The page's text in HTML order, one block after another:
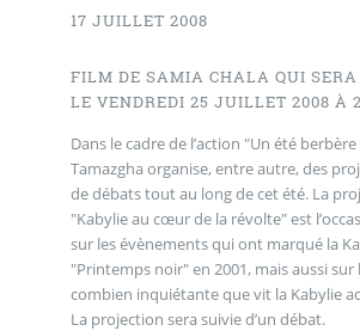
17 JUILLET 2008
FILM DE SAMIA CHALA QUI SERA
LE VENDREDI 25 JUILLET 2008 À
Dans le cadre de l’action "Un été berbère
Tamazgha organise, entre autre, des
de débats tout au long de cet été. La
"Kabylie au cœur de la révolte" est
sur les évènements qui ont marqué la
"Printemps noir" en 2001, mais aussi
combien inquiétante que vit la Kabylie
La projection sera suivie d’un débat.